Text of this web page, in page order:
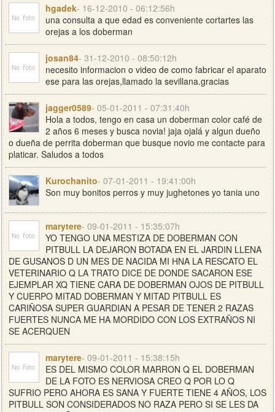
hgadek- 16-12-2010 - 06:12:56h
una consulta a que edad es conveniente cortartes las
orejas a los doberman
josan84- 31-12-2010 - 08:50:12h
necesito informacion o video de como fabricar el aparato
ese para las orejas,llamado la sevillana.gracias
jagger0589- 05-01-2011 - 07:31:40h
Hola a todos, tengo en casa un doberman color café de
2 años 6 meses y busca novia! jaja ojalá y algun dueño
o dueña de perrita doberman que busque novio me contacte para
platicar. Saludos a todos
Kurochanito- 07-01-2011 - 19:41:00h
Son muy bonitos perros y muy jughetones yo tania uno
marytere- 09-01-2011 - 15:35:07h
YO TENGO UNA MESTIZA DE DOBERMAN CON
PITBULL LA DEJARON BOTADA EN EL JARDIN LLENA
DE GUSANOS D UN MES DE NACIDA MI HNA LA RESCATO EL
VETERINARIO Q LA TRATO DICE DE DONDE SACARON ESE
EJEMPLAR XQ TIENE CARA DE DOBERMAN OJOS DE PITBULL
Y CUERPO MITAD DOBERMAN Y MITAD PITBULL ES
CARIÑOSA SUPER GUARDIAN A PESAR DE TENER 2 RAZAS
FUERTES NUNCA ME HA MORDIDO CON LOS EXTRAÑOS NI
SE ACERQUEN
marytere- 09-01-2011 - 15:38:15h
ES DEL MISMO COLOR MARRON Q EL DOBERMAN
DE LA FOTO ES NERVIOSA CREO Q POR LO Q
SUFRIO PERO AHORA ES SANA Y FUERTE TIENE 4 AÑOS, LOS
PITBULL SON CONSIDERADOS NO RAZA PERO SI SE LES DA